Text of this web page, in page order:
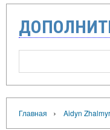
Главная › Aidyn